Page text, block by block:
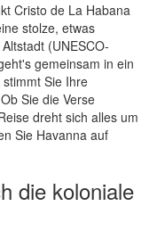
Cristo de La Habana
stolze, etwas
(UNESCO-
gemeinsam in ein
Sie Ihre
Sie die Verse
dreht sich alles um
Sie Havanna auf
die koloniale